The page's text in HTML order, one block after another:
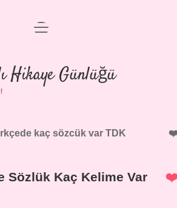
Anasayfa
Gizlilik Politikası
menüyü
Hikaye Günlüğü
kaç sözcük var TDK
Sözlük Kaç Kelime Var